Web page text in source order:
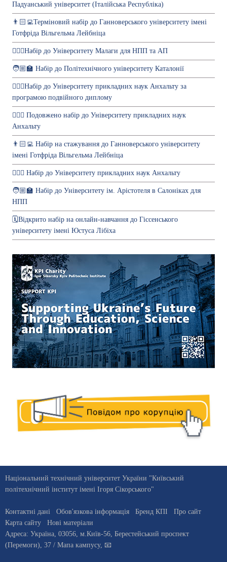
Падуанський університет (Італійська Республіка)
👨🏻‍💻Терміновий набір до Ганноверського університету імені
Готфріда Вільгельма Лейбніца
💁🏻‍♀️Набір до Університету Малаги для НПП та АП
🧑🏼‍🏫 Набір до Політехнічного університету Каталонії
💁🏻‍♀️Набір до Університету прикладних наук Анхальту за
програмою подвійного диплому
💁🏻‍♀️ Подовжено набір до Університету прикладних наук
Анхальту
👨🏻‍💻 Набір на стажування до Ганноверського університету
імені Готфріда Вільгельма Лейбніца
💁🏻‍♀️ Набір до Університету прикладних наук Анхальту
🧑🏼‍🏫 Набір до Університету ім. Арістотеля в Салоніках для
НПП
🗓Відкрито набір на онлайн-навчання до Гіссенського
університету імені Юстуса Лібіха
Національний технічний університет України "Київський
політехнічний інститут імені Ігоря Сікорського"
Контактні дані Обов'язкова інформація Бренд КПІ
Про сайт
Карта сайту
Нові матеріали
Адреса: Україна 03056 , м. Київ-56, Берестейський проспект
(Перемоги), 37 / Мапа кампусу, 📧